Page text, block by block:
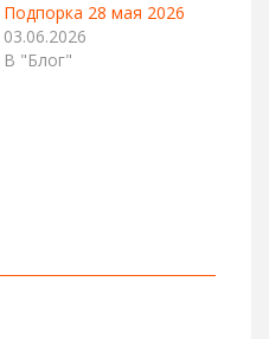
Подпорка 28 мая 2026
03.06.2026
В "Блог"